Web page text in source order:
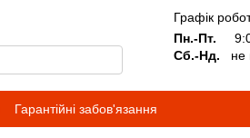
Графік
Пн.-Пт.
Сб.-Нд.
не
Гарантійні забов'язання